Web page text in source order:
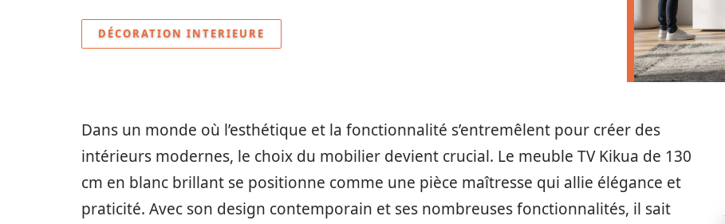
DÉCORATION INTERIEURE
Dans un monde où l’esthétique et la fonctionnalité s’entremêlent pour créer des
intérieurs modernes, le choix du mobilier devient crucial. Le meuble TV Kikua de 130
cm en blanc brillant se positionne comme une pièce maîtresse qui allie élégance et
praticité. Avec son design contemporain et ses nombreuses fonctionnalités, il sait